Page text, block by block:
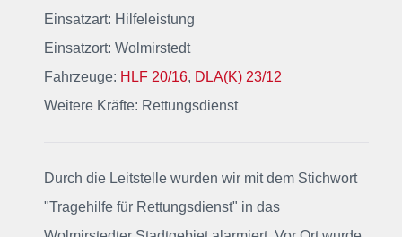
Einsatzart: Hilfeleistung
Einsatzort: Wolmirstedt
Fahrzeuge: HLF 20/16, DLA(K) 23/12
Weitere Kräfte: Rettungsdienst
Durch die Leitstelle wurden wir mit dem Stichwort
"Tragehilfe für Rettungsdienst" in das